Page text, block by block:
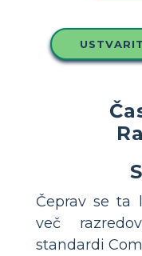
Čeprav se ta
več
standardi